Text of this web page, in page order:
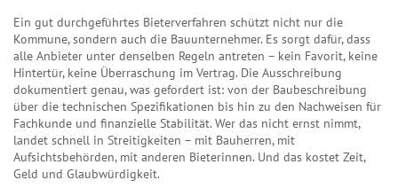
Ein gut durchgeführtes Bieterverfahren schützt nicht nur die
Kommune, sondern auch die Bauunternehmer. Es sorgt dafür, dass
alle Anbieter unter denselben Regeln antreten – kein Favorit, keine
Hintertür, keine Überraschung im Vertrag. Die Ausschreibung
dokumentiert genau, was gefordert ist: von der Baubeschreibung
über die technischen Spezifikationen bis hin zu den Nachweisen für
Fachkunde und finanzielle Stabilität. Wer das nicht ernst nimmt,
landet schnell in Streitigkeiten – mit Bauherren, mit
Aufsichtsbehörden, mit anderen Bieterinnen. Und das kostet Zeit,
Geld und Glaubwürdigkeit.